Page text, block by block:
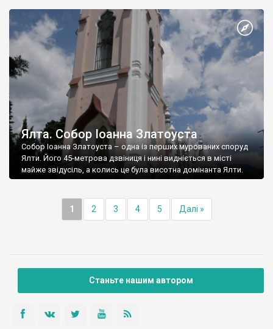
Ялта. Собор Іоанна Златоуста
Собор Іоанна Златоуста – одна із перших мурованих споруд
Ялти. Його 45-метрова дзвіниця і нині видніється в місті
майже звідусіль, а колись це була висотна домінанта Ялти.
1 2 3 4 5 Далі »
Станьте нашим автором